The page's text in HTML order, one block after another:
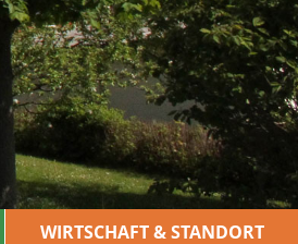
WIRTSCHAFT & STANDORT